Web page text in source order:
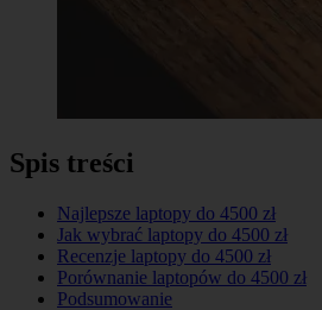
Spis treści
Najlepsze laptopy do 4500 zł
Jak wybrać laptopy do 4500 zł
Recenzje laptopy do 4500 zł
Porównanie laptopów do 4500 zł
Podsumowanie